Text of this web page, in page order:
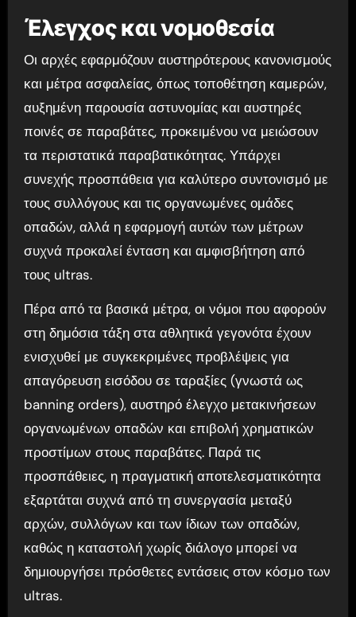
Έλεγχος και νομοθεσία
Οι αρχές εφαρμόζουν αυστηρότερους κανονισμούς
και μέτρα ασφαλείας, όπως τοποθέτηση καμερών,
αυξημένη παρουσία αστυνομίας και αυστηρές
ποινές σε παραβάτες, προκειμένου να μειώσουν
τα περιστατικά παραβατικότητας. Υπάρχει
συνεχής προσπάθεια για καλύτερο συντονισμό με
τους συλλόγους και τις οργανωμένες ομάδες
οπαδών, αλλά η εφαρμογή αυτών των μέτρων
συχνά προκαλεί ένταση και αμφισβήτηση από
τους ultras.
Πέρα από τα βασικά μέτρα, οι νόμοι που αφορούν
στη δημόσια τάξη στα αθλητικά γεγονότα έχουν
ενισχυθεί με συγκεκριμένες προβλέψεις για
απαγόρευση εισόδου σε ταραξίες (γνωστά ως
banning orders), αυστηρό έλεγχο μετακινήσεων
οργανωμένων οπαδών και επιβολή χρηματικών
προστίμων στους παραβάτες. Παρά τις
προσπάθειες, η πραγματική αποτελεσματικότητα
εξαρτάται συχνά από τη συνεργασία μεταξύ
αρχών, συλλόγων και των ίδιων των οπαδών,
καθώς η καταστολή χωρίς διάλογο μπορεί να
δημιουργήσει πρόσθετες εντάσεις στον κόσμο των
ultras.